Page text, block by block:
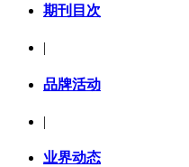
期刊目次
品牌活动
|
业界动态